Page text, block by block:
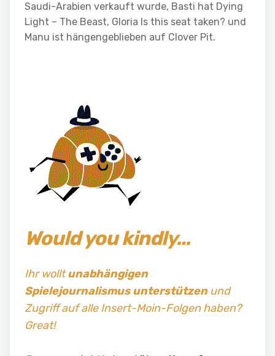
Saudi-Arabien verkauft wurde, Basti hat Dying
Light – The Beast, Gloria Is this seat taken? und
Manu ist hängengeblieben auf Clover Pit.
Would you kindly…
Ihr wolltunabhängigen
Spielejournalismus unterstützenund
Zugriff auf alle Insert-Moin-Folgen haben?
Great!